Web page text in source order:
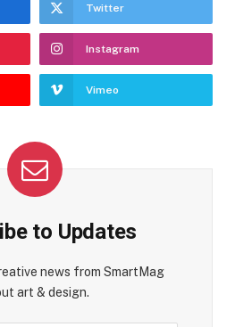
Twitter
Instagram
Vimeo
to Updates
news from SmartMag
art & design.